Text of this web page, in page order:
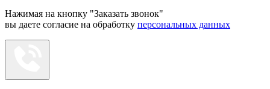
Нажимая на кнопку "Заказать звонок"
вы даете согласие на обработку персональных данных